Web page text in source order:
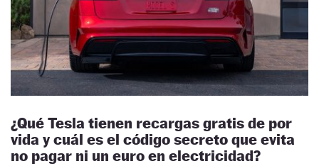
¿Qué Tesla tienen recargas gratis de por
vida y cuál es el código secreto que evita
no pagar ni un euro en electricidad?